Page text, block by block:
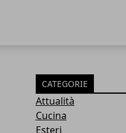
CATEGORIE
Attualità
Cucina
Esteri